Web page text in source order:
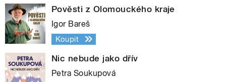
Pověsti z Olomouckého kraje
Igor Bareš
Koupit
Nic nebude jako dřív
Petra Soukupová